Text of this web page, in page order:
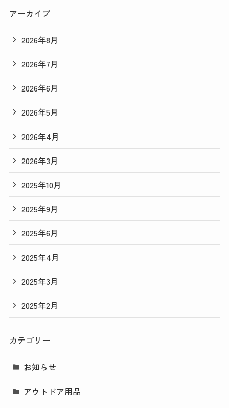
アーカイブ
2026年8月
2026年7月
2026年6月
2026年5月
2026年4月
2026年3月
2025年10月
2025年9月
2025年6月
2025年4月
2025年3月
2025年2月
カテゴリー
お知らせ
アウトドア用品